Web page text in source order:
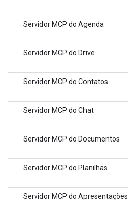
Servidor MCP do Agenda
Servidor MCP do Drive
Servidor MCP do Contatos
Servidor MCP do Chat
Servidor MCP do Documentos
Servidor MCP do Planilhas
Servidor MCP do Apresentações